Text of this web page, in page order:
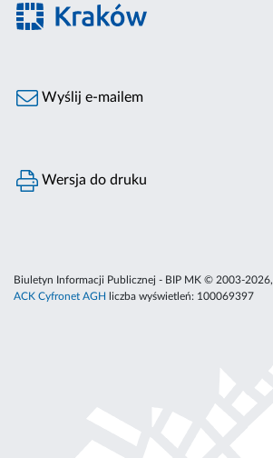
Wyślij e-mailem
Wersja do druku
Biuletyn Informacji Publicznej - BIP MK © 2003-2026,
ACK Cyfronet AGH
liczba wyświetleń: 100069397